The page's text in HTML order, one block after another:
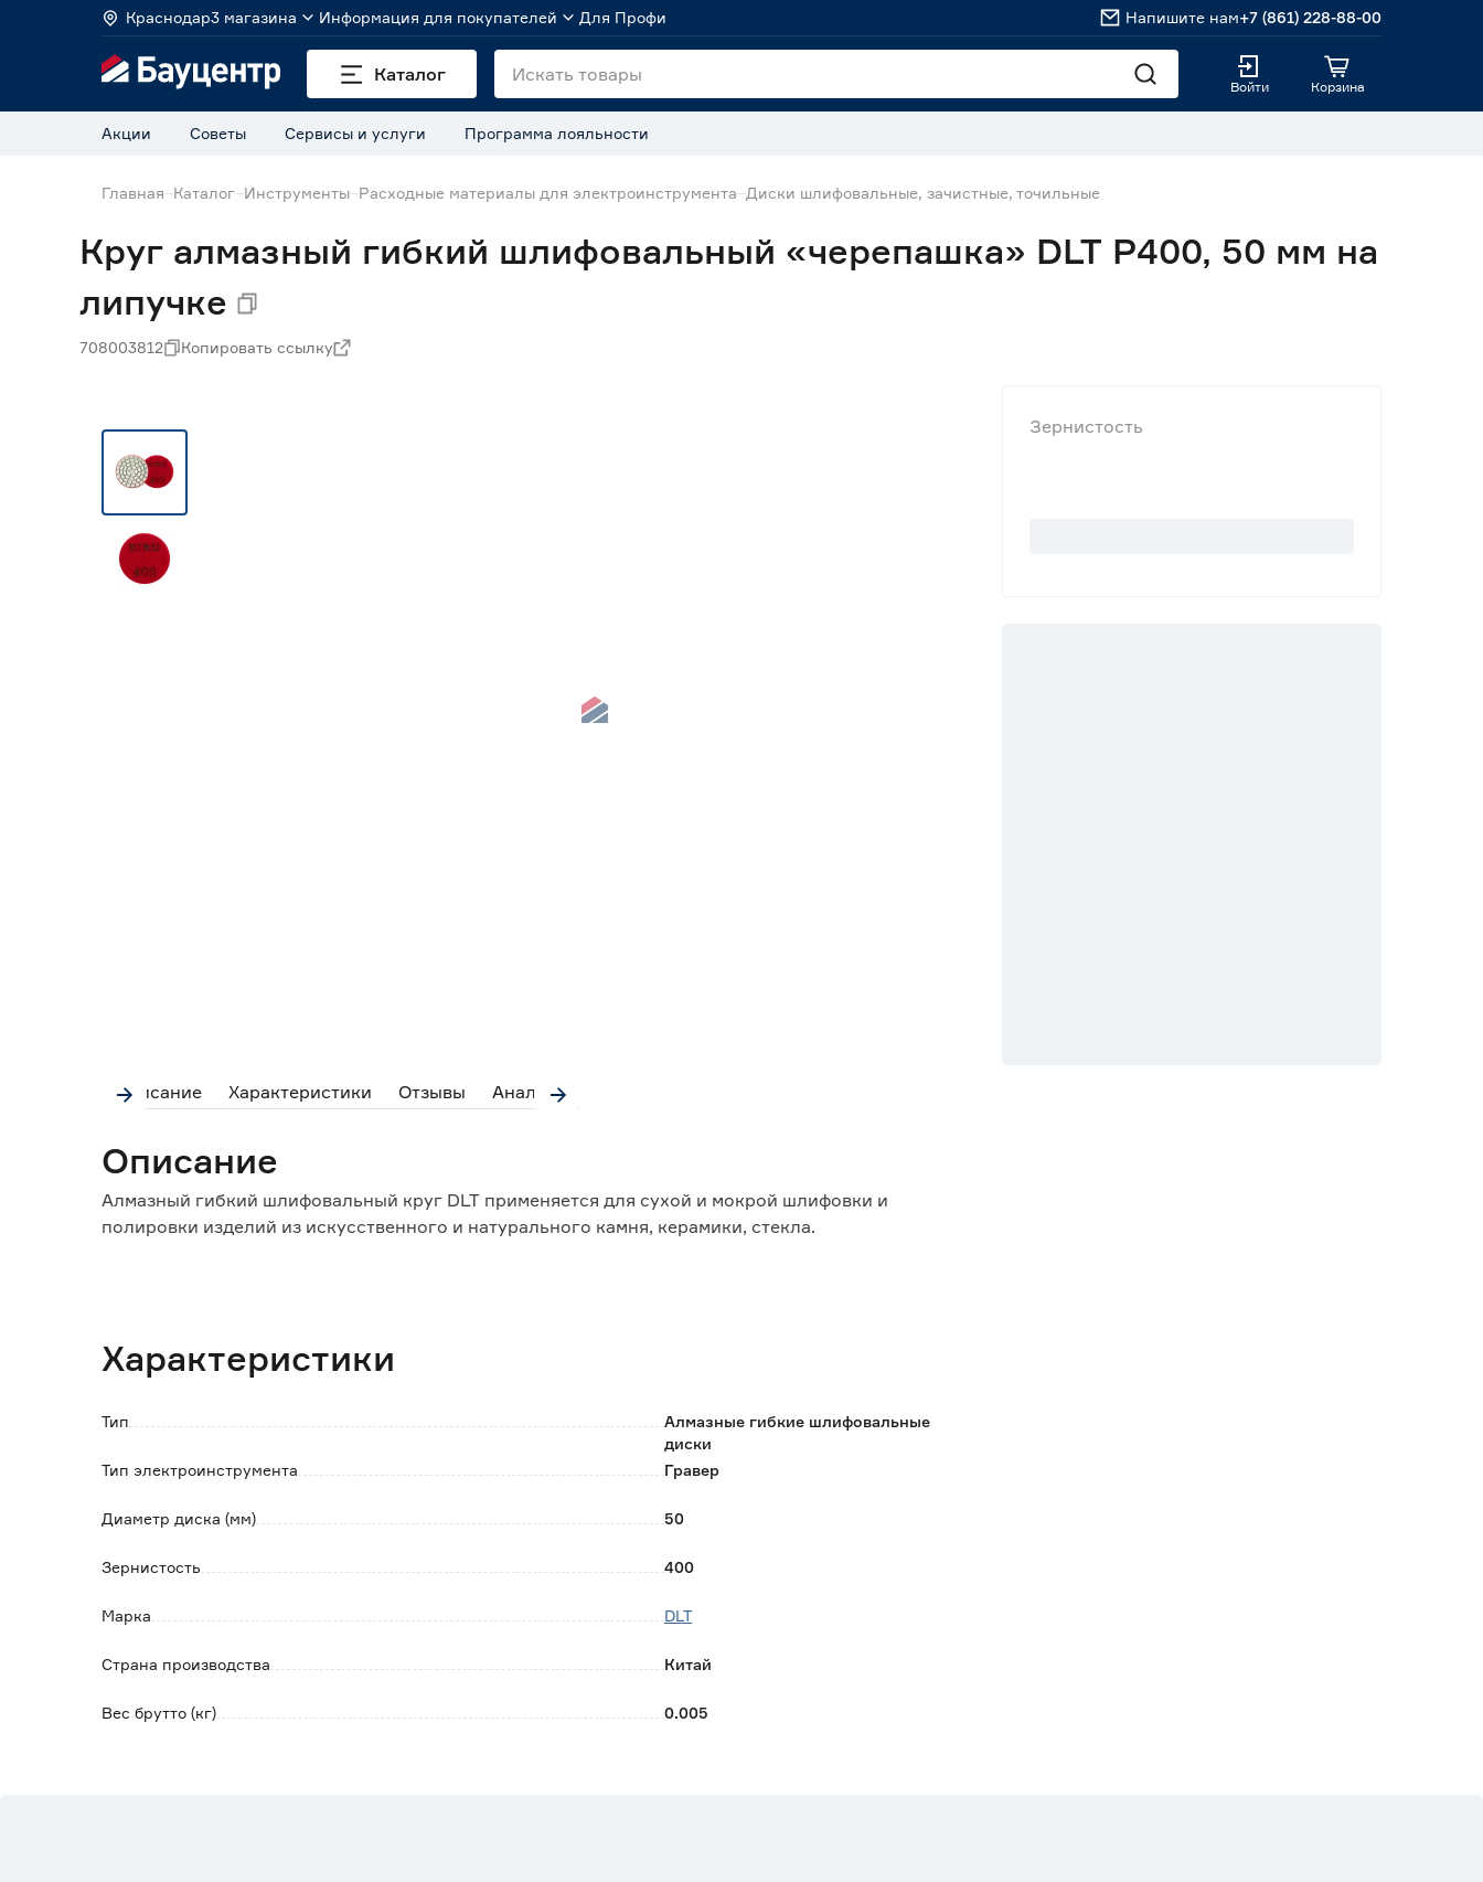
Краснодар3 магазина Информация для покупателей Для Профи Напишите нам+7 (861) 228-88-00
Каталог
Войти Корзина
Акции Советы Сервисы и услуги Программа лояльности
Главная Каталог Инструменты Расходные материалы для электроинструмента Диски шлифовальные, зачистные, точильные
Круг алмазный гибкий шлифовальный «черепашка» DLT P400, 50 мм на
липучке
708003812 Копировать ссылку
Описание Характеристики Отзывы Аналоги
Описание
Алмазный гибкий шлифовальный круг DLT применяется для сухой и мокрой шлифовки и
полировки изделий из искусственного и натурального камня, керамики, стекла.
- применяется для влажной и сухой полировки;
Характеристики
Тип
Алмазные гибкие шлифовальные
диски
Тип электроинструмента
Гравер
Диаметр диска (мм) 50
Зернистость 400
Марка DLT
Страна производства Китай
Вес брутто (кг) 0.005
Зернистость